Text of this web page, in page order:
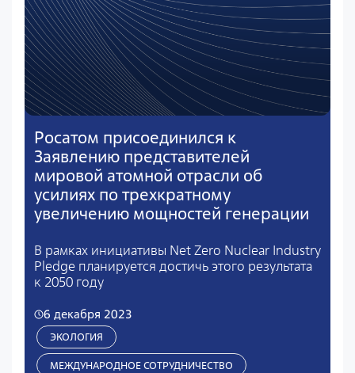
Росатом присоединился к
Заявлению представителей
мировой атомной отрасли об
усилиях по трехкратному
увеличению мощностей генерации
В рамках инициативы Net Zero Nuclear Industry
Pledge планируется достичь этого результата
к 2050 году
6 декабря 2023
ЭКОЛОГИЯ
МЕЖДУНАРОДНОЕ СОТРУДНИЧЕСТВО